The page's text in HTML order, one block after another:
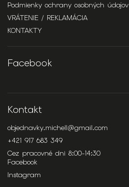
Podmienky ochrany osobných údajov
VRÁTENIE / REKLAMÁCIA
KONTAKTY
Facebook
Kontakt
objednavky.michell@gmail.com
+421 917 683 349
Cez pracovné dni 8:00-14:30
Facebook
Instagram